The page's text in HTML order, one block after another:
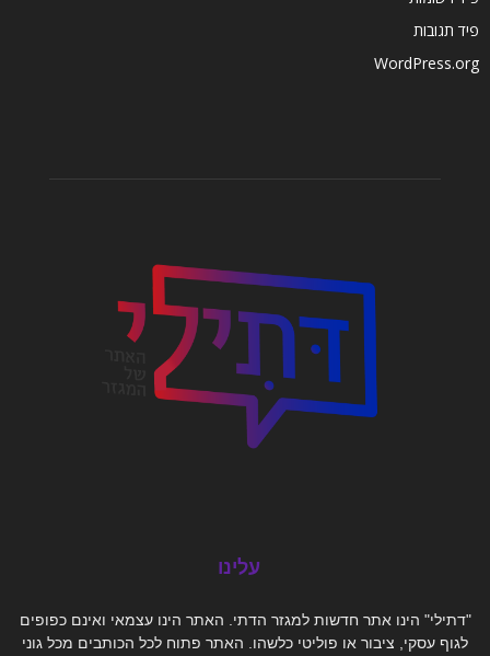
פיד תגובות
WordPress.org
עלינו
"דתילי" הינו אתר חדשות למגזר הדתי. האתר הינו עצמאי ואינם כפופים
לגוף עסקי, ציבור או פוליטי כלשהו. האתר פתוח לכל הכותבים מכל גוני